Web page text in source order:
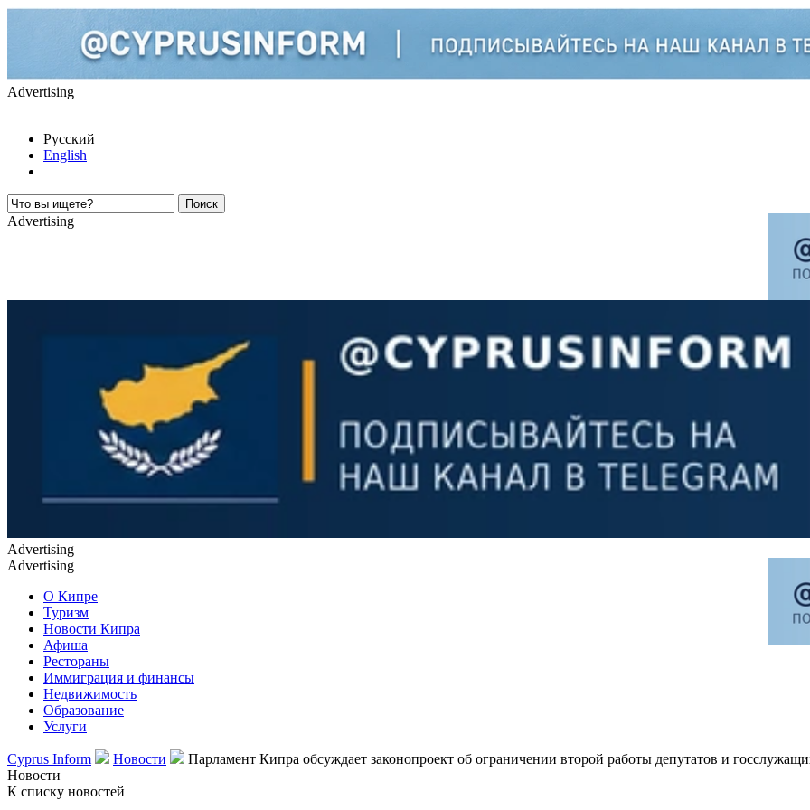
Advertising
Русский
English
Advertising
Advertising
Advertising
О Кипре
Туризм
Новости Кипра
Афиша
Рестораны
Иммиграция и финансы
Недвижимость
Образование
Услуги
Cyprus Inform Новости
Парламент Кипра обсуждает законопроект об ограничении второй работы депутатов и
Новости
К списку новостей